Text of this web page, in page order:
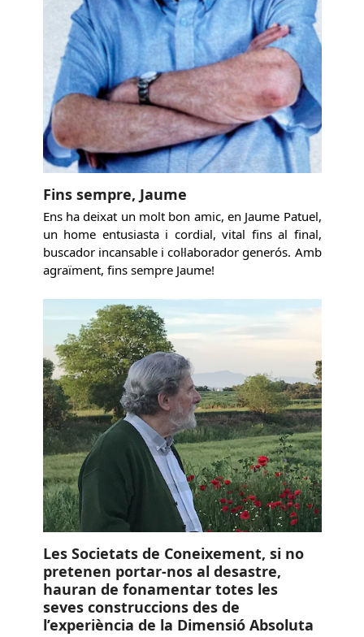
Fins sempre, Jaume
Ens ha deixat un molt bon amic, en Jaume Patuel,
un home entusiasta i cordial, vital fins al final,
buscador incansable i col·laborador generós. Amb
agraïment, fins sempre Jaume!
Les Societats de Coneixement, si no
pretenen portar-nos al desastre,
hauran de fonamentar totes les
seves construccions des de
l’experiència de la Dimensió Absoluta